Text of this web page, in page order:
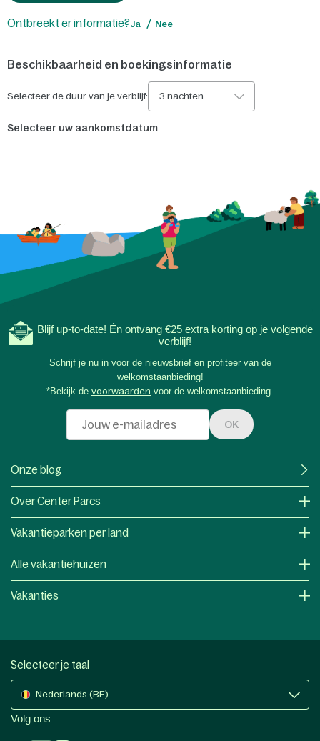
Ontbreekt er informatie?Ja Nee
Beschikbaarheid en boekingsinformatie
Selecteer de duur van je verblijf: 3 nachten
Selecteer uw aankomstdatum
Blijf up-to-date! Én ontvang €25 extra korting op je volgende
verblijf!
Schrijf je nu in voor de nieuwsbrief en profiteer van de
welkomstaanbieding!
*Bekijk de voorwaarden voor de welkomstaanbieding.
OK
Onze blog
Over Center Parcs
Vakantieparken per land
Alle vakantiehuizen
Vakanties
Selecteer je taal
Nederlands (BE)
Volg ons